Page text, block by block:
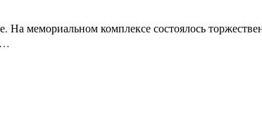
мемориальном комплексе состоялось